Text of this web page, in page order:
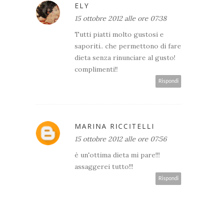
ELY
15 ottobre 2012 alle ore 07:38
Tutti piatti molto gustosi e
saporiti.. che permettono di fare
dieta senza rinunciare al gusto!
complimenti!!
Rispondi
MARINA RICCITELLI
15 ottobre 2012 alle ore 07:56
è un'ottima dieta mi pare!!!
assaggerei tutto!!!
Rispondi